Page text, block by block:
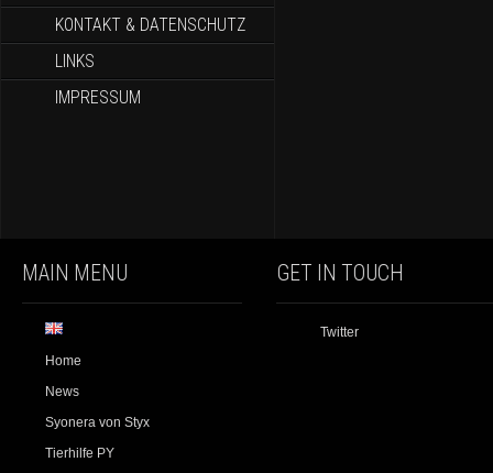
KONTAKT & DATENSCHUTZ
LINKS
IMPRESSUM
MAIN MENU
Home
News
Syonera von Styx
Tierhilfe PY
GET IN TOUCH
Twitter